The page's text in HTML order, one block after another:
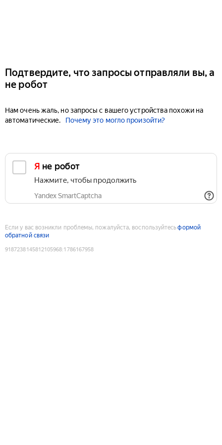
Подтвердите, что запросы отправляли вы, а
не робот
Нам очень жаль, но запросы с вашего устройства похожи на
автоматические.
Почему это могло произойти?
Я не робот
Нажмите, чтобы продолжить
Yandex SmartCaptcha
Если у вас возникли проблемы, пожалуйста, воспользуйтесьформой
обратной связи
9187238145812105968:1786167958